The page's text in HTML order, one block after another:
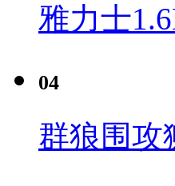
雅力士
04
群狼围攻